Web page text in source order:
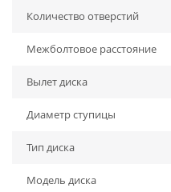
Количество отверстий
Межболтовое расстояние
Вылет диска
Диаметр ступицы
Тип диска
Модель диска